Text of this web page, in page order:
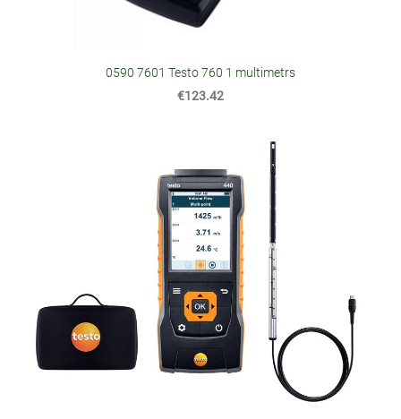
0590 7601 Testo 760 1 multimetrs
€123.42